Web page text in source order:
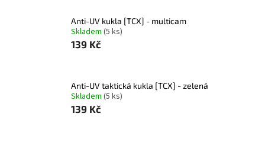
Anti-UV kukla [TCX] - multicam
Skladem (5 ks)
139 Kč
Anti-UV taktická kukla [TCX] - zelená
Skladem (5 ks)
139 Kč